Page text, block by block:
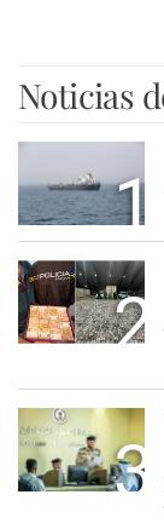
Noticias
1
2
3